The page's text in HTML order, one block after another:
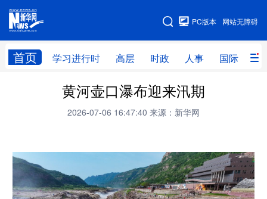
网站无障碍
PC版本
首页 学习进行时 高层 时政 人事 国际 财
网站地图
高层 时政
财经 网评
科技 量子 体育
文化 书画 健康 军事
黄河壶口瀑布迎来汛期
2026-07-06 16:47:40 来源：新华网